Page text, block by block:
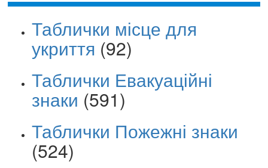
Таблички місце для
укриття (92)
Таблички Евакуаційні
знаки (591)
Таблички Пожежні знаки
(524)